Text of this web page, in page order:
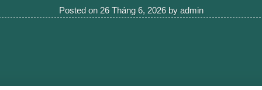
Posted on 26 Tháng 6, 2026by admin